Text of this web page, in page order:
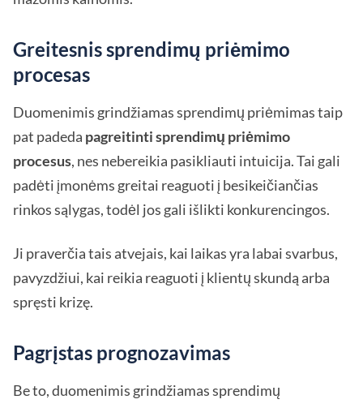
Greitesnis sprendimų priėmimo
procesas
Duomenimis grindžiamas sprendimų priėmimas taip
pat padeda pagreitinti sprendimų priėmimo
procesus, nes nebereikia pasikliauti intuicija. Tai gali
padėti įmonėms greitai reaguoti į besikeičiančias
rinkos sąlygas, todėl jos gali išlikti konkurencingos.
Ji praverčia tais atvejais, kai laikas yra labai svarbus,
pavyzdžiui, kai reikia reaguoti į klientų skundą arba
spręsti krizę.
Pagrįstas prognozavimas
Be to, duomenimis grindžiamas sprendimų